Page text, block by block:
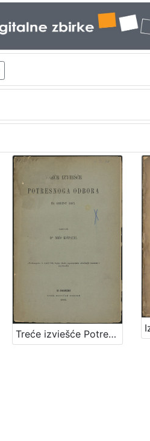
Treće izviešće Potresnoga odbora za godinu 1885. / sastavio Mišo Kišpatić